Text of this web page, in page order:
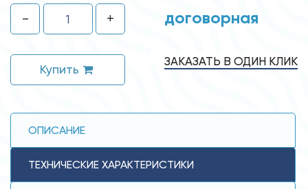
- +
Купить
договорная
ЗАКАЗАТЬ В ОДИН КЛИК
ОПИСАНИЕ
ТЕХНИЧЕСКИЕ ХАРАКТЕРИСТИКИ